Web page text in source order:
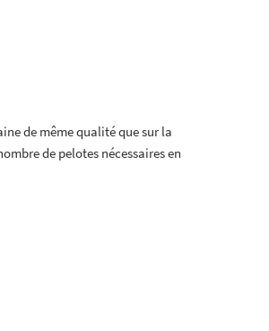
de même qualité que sur la
de pelotes nécessaires en